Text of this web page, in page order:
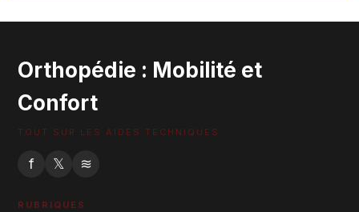
Orthopédie : Mobilité et
Confort
TOUT SUR LES AIDES TECHNIQUES
f 𝕏 ≋
RUBRIQUES